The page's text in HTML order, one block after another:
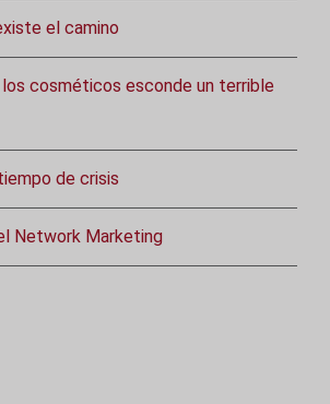
el camino
los cosméticos esconde un terrible
de crisis
Network Marketing